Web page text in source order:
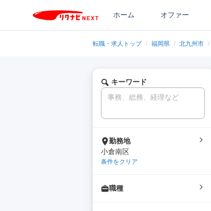
ホーム オファー
転職・求人トップ / 福岡県 / 北九州市 /
キーワード
勤務地
小倉南区
条件をクリア
職種